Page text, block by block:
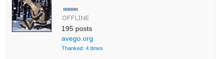
195 posts
avego.org
Thanked: 4 times